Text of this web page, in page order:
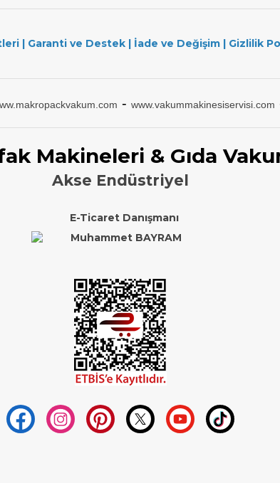
| Garanti ve Destek | İade ve Değişim | Gizlilik
- www.vakummakinesiservisi.com
Makineleri & Gıda
Akse Endüstriyel
E-Ticaret Danışmanı